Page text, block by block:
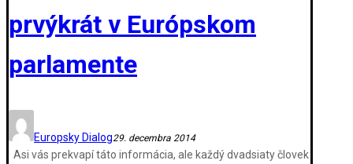
prvýkrát v Európskom
parlamente
Europsky Dialog29. decembra 2014
Asi vás prekvapí táto informácia, ale každý dvadsiaty človek